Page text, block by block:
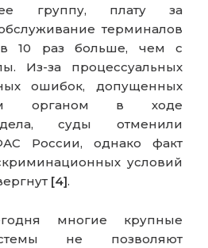
группу, плату за
терминалов
в 10 раз больше, чем с
Из-за процессуальных
ошибок, допущенных
органом в ходе
суды отменили
России, однако факт
условий
[4].
многие крупные
не позволяют